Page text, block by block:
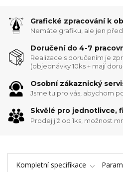
Grafické zpracování k
Nemáte grafiku, ale jen
Doručení do 4-7
Realizace s doručením je
(objednávky 10ks + mají
Osobní zákaznický
Jsme tu pro vás, abychom
Skvělé pro jednotlivce,
Prodej již od 1ks, možnost
Kompletní specifikace